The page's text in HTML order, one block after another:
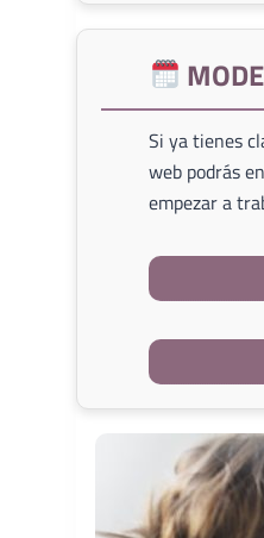
Si ya tienes
web podrás
empezar a